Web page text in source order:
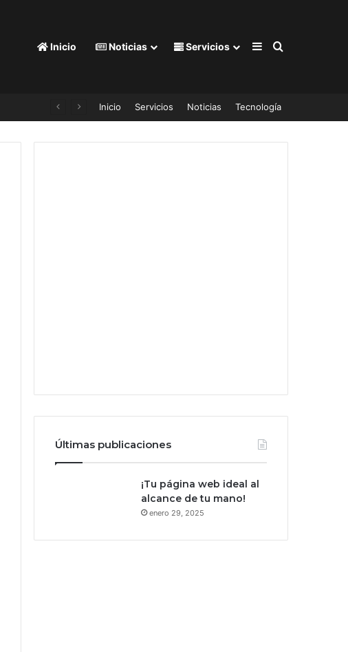
Inicio Noticias Servicios Barra lateral
Buscar por
Inicio Servicios Noticias Tecnología
Últimas publicaciones
¡Tu página web ideal al
alcance de tu mano!
enero 29, 2025